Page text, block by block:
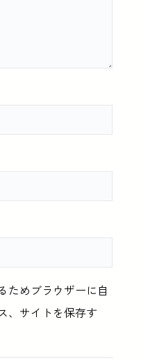
ためブラウザーに自
、サイトを保存す